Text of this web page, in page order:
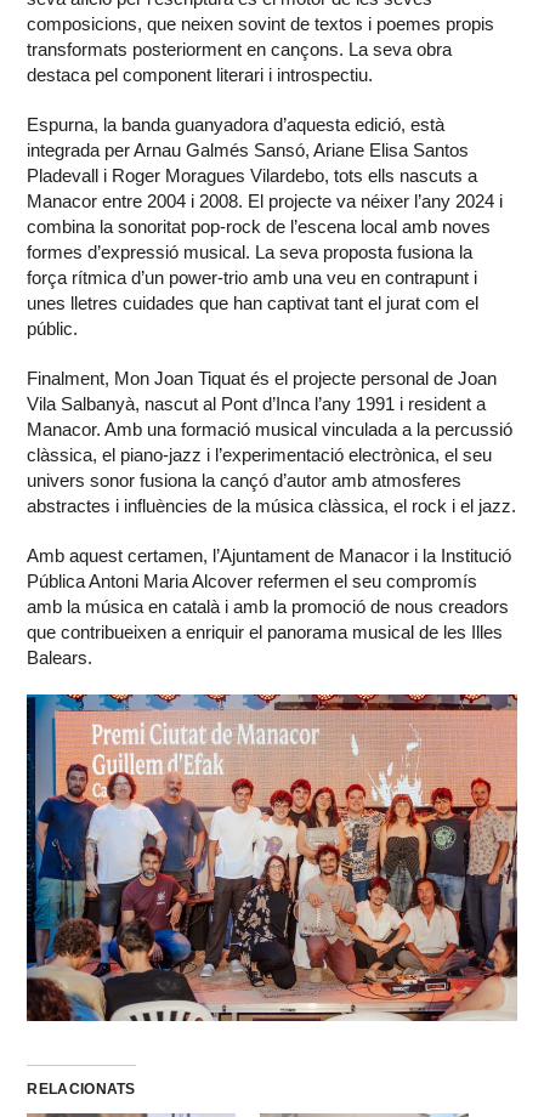
composicions, que neixen sovint de textos i poemes propis
transformats posteriorment en cançons. La seva obra
destaca pel component literari i introspectiu.
Espurna, la banda guanyadora d’aquesta edició, està
integrada per Arnau Galmés Sansó, Ariane Elisa Santos
Pladevall i Roger Moragues Vilardebo, tots ells nascuts a
Manacor entre 2004 i 2008. El projecte va néixer l’any 2024 i
combina la sonoritat pop-rock de l’escena local amb noves
formes d’expressió musical. La seva proposta fusiona la
força rítmica d’un power-trio amb una veu en contrapunt i
unes lletres cuidades que han captivat tant el jurat com el
públic.
Finalment, Mon Joan Tiquat és el projecte personal de Joan
Vila Salbanyà, nascut al Pont d’Inca l’any 1991 i resident a
Manacor. Amb una formació musical vinculada a la percussió
clàssica, el piano-jazz i l’experimentació electrònica, el seu
univers sonor fusiona la cançó d’autor amb atmosferes
abstractes i influències de la música clàssica, el rock i el jazz.
Amb aquest certamen, l’Ajuntament de Manacor i la Institució
Pública Antoni Maria Alcover refermen el seu compromís
amb la música en català i amb la promoció de nous creadors
que contribueixen a enriquir el panorama musical de les Illes
Balears.
RELACIONATS